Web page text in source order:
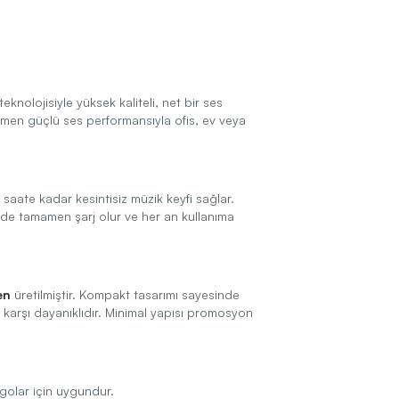
yüksek kaliteli, net bir ses
güçlü ses performansıyla ofis, ev veya
kadar kesintisiz müzik keyfi sağlar.
tamamen şarj olur ve her an kullanıma
üretilmiştir. Kompakt tasarımı sayesinde
dayanıklıdır. Minimal yapısı promosyon
için uygundur.